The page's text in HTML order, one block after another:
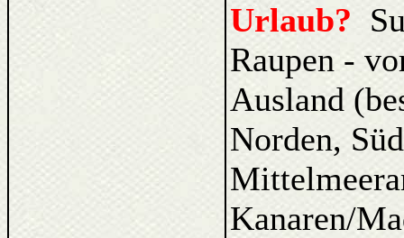
Urlaub?
Raupen -
Ausland
Norden,
Kanaren/